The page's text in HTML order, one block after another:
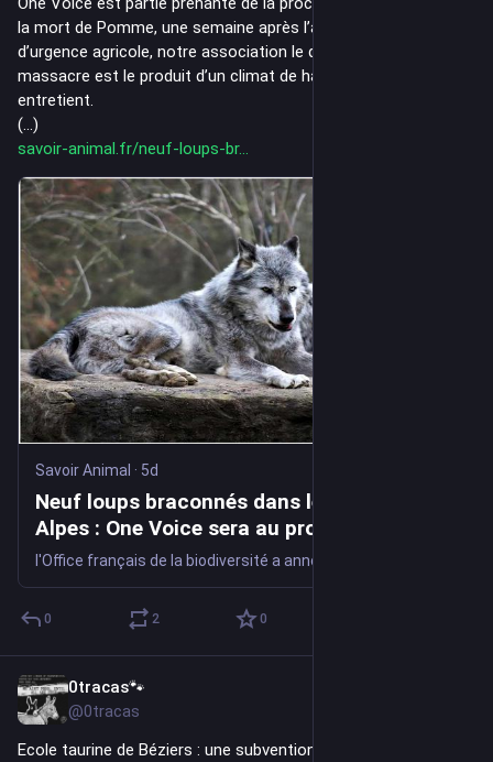
la mort de Pomme, une semaine après l’adoption de la loi
d’urgence agricole, notre association le dit sans détour : ce
massacre est le produit d’un climat de haine que l’État
entretient.
(...)
savoir-animal.fr/neuf-loups-br
Savoir Animal · 5d
Neuf loups braconnés dans les Hautes-
Alpes : One Voice sera au procès en janvier
2027 ⋆ Savoir Animal
0 2 0
0tracas🐾
@0tracas
Ecole taurine de Béziers : une subvention publique couvre 62 %